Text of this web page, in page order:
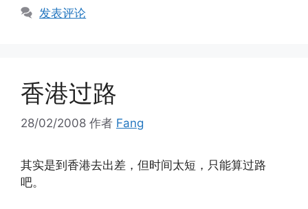
发表评论
香港过路
28/02/2008 作者 Fang
其实是到香港去出差，但时间太短，只能算过路
吧。